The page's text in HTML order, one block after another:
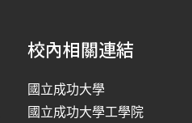
校內相關連結
國立成功大學
國立成功大學工學院